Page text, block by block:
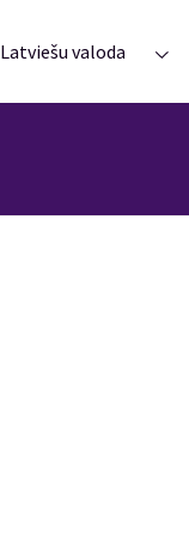
Latviešu valoda